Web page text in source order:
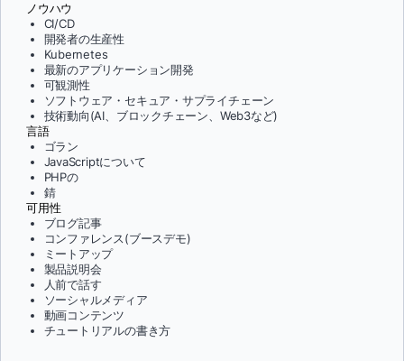
ノウハウ
CI/CD
開発者の生産性
Kubernetes
最新のアプリケーション開発
可観測性
ソフトウェア・セキュア・サプライチェーン
技術動向(AI、ブロックチェーン、Web3など)
言語
ゴラン
JavaScriptについて
PHPの
錆
可用性
ブログ記事
コンファレンス(ブースデモ)
ミートアップ
製品説明会
人前で話す
ソーシャルメディア
動画コンテンツ
チュートリアルの書き方